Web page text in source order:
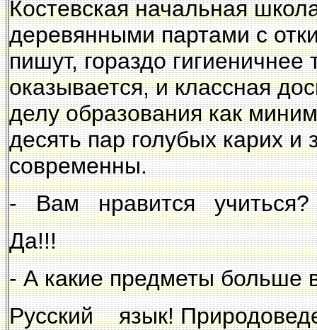
Костевская начальная
деревянными партами с
пишут, гораздо
оказывается, и классная
делу образования как
десять пар голубых карих и
современны.
- Вам нравится учиться?
Да!!!
- А какие предметы больше
Русский язык!